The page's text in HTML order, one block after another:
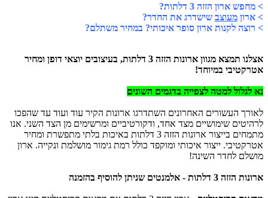
ארון הזזה 3 דלתות?
מעוצבשישדרג את החדר?
לקנות ארון סופר איכותי? במחיר משתלם?
אצלנו תמצא מגוון ארונות הזזה 3 דלתות, בעיצובים יוצאי דופן ומחיר
במיוחד!
למטה לצפייה בדגמים השונים
העשורים האחרונים השתדרגו ארונות הקיר עוד ועוד עד שהפכו
שימושיים מצד אחד, ודקורטיביים ומרשימים מן הצד השני. אנו
מתמחים בייצור ארונות הזזה 3 דלתות באיכות בלתי מתפשרת ומחיר
ייצור איכותי ומוקפד כולל רמת גימור מושלמת ונקייה. ארון
לחדר השינה!
- אלמנטים שניתן להוסיף בהזמנה